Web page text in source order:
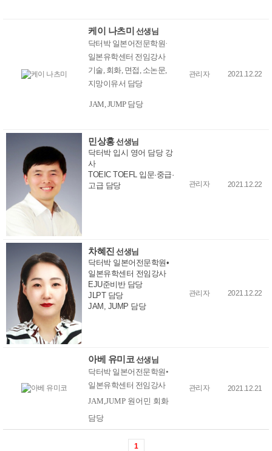
케이 나츠미 선생님
닥터박 일본어전문학원·
일본유학센터 전임강사
기술, 회화, 면접 , 소논문,
지망이유서 담당
JAM, JUMP 담당
관리자 2021.12.22
민상홍선생님
닥터박 입시 영어 담당 강
사
TOEIC TOEFL 입문·중급·
고급 담당
관리자 2021.12.22
차혜진 선생님
닥터박 일본어전문학원•
일본유학센터 전임강사
EJU준비반 담당
JLPT 담당
JAM, JUMP 담당
관리자 2021.12.22
아베 유미코 선생님
닥터박 일본어전문학원•
일본유학센터 전임강사
JAM,JUMP 원어민 회화
담당
관리자 2021.12.21
1